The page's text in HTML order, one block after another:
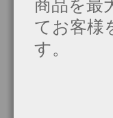
商品を最
てお客様
す。